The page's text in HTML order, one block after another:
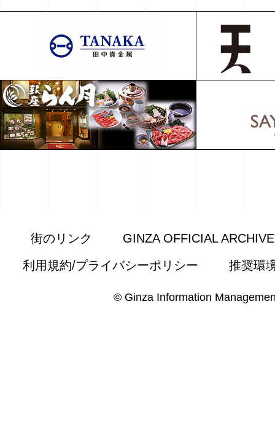
街のリンク
GINZA OFFICIAL
利用規約/プライバシーポリシー
推奨環
© Ginza Information